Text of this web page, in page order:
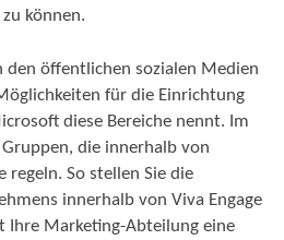
können.
den öffentlichen sozialen Medien
für die Einrichtung
diese Bereiche nennt. Im
die innerhalb von
regeln. So stellen Sie die
innerhalb von Viva Engage
Ihre Marketing-Abteilung eine